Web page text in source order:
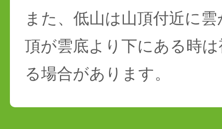
また、低山は山頂付近に
頂が雲底より下にある時
る場合があります。